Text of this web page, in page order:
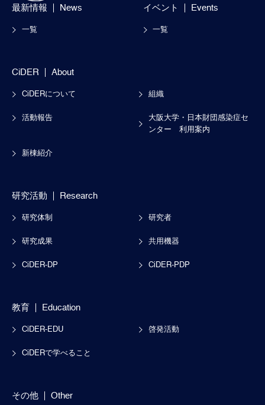
最新情報 News
一覧
イベント Events
一覧
CiDER About
CiDERについて 組織
活動報告
大阪大学・日本財団感染症セ
ンター 利用案内
新棟紹介
研究活動 Research
研究体制 研究者
研究成果 共用機器
CiDER-DP CiDER-PDP
教育 Education
CiDER-EDU 啓発活動
CiDERで学べること
その他 Other